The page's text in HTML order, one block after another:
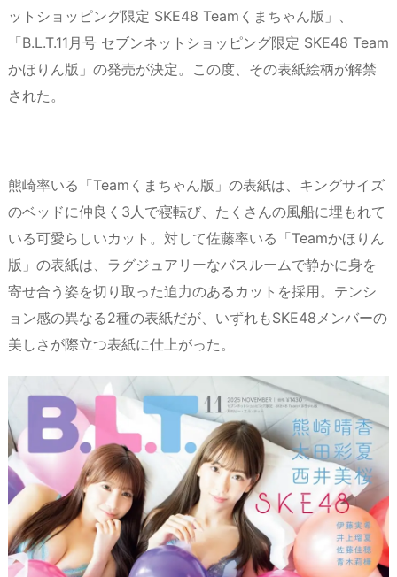
ットショッピング限定 SKE48 Teamくまちゃん版」、
「B.L.T.11月号 セブンネットショッピング限定 SKE48 Team
かほりん版」の発売が決定。この度、その表紙絵柄が解禁
された。
熊崎率いる「Teamくまちゃん版」の表紙は、キングサイズ
のベッドに仲良く3人で寝転び、たくさんの風船に埋もれて
いる可愛らしいカット。対して佐藤率いる「Teamかほりん
版」の表紙は、ラグジュアリーなバスルームで静かに身を
寄せ合う姿を切り取った迫力のあるカットを採用。テンシ
ョン感の異なる2種の表紙だが、いずれもSKE48メンバーの
美しさが際立つ表紙に仕上がった。